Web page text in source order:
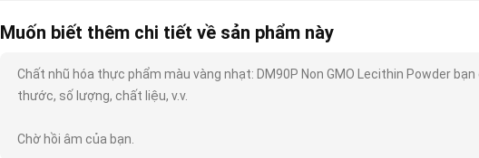
Muốn biết thêm chi tiết về sản phẩm này
Chất nhũ hóa thực phẩm màu vàng nhạt: DM90P Non GMO Lecithin Powder
thước, số lượng, chất liệu, v.v.
Chờ hồi âm của bạn.